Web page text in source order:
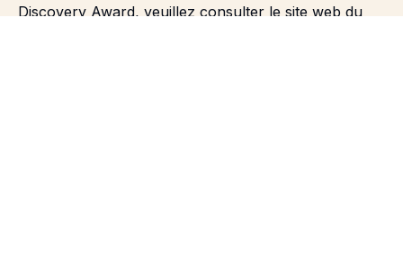
Discovery Award, veuillez consulter le site web du